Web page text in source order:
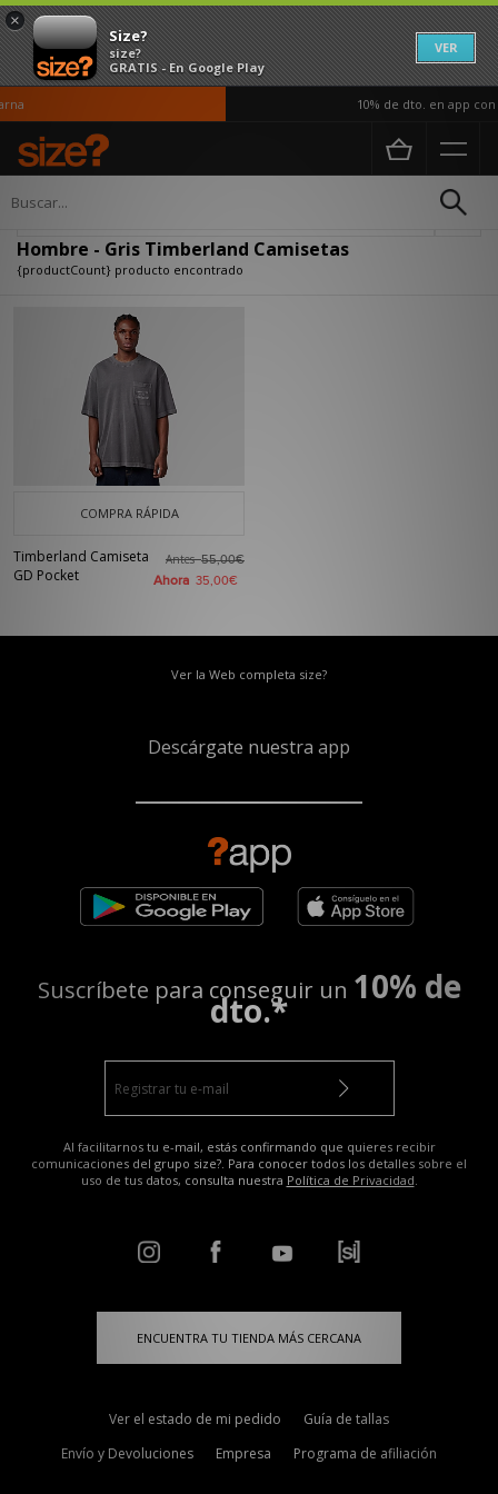
×
Size?
size?
GRATIS - En Google Play
VER
10% de dto. en app con
Página principal
Hombre - Gris Timberland Camisetas
{productCount} producto encontrado
COMPRA RÁPIDA
Timberland Camiseta
GD Pocket
Antes55,00€
Ahora 35,00€
Ver la Web completa size?
Descárgate nuestra app
Suscríbete para conseguir un 10% de
dto.*
Al facilitarnos tu e-mail, estás confirmando que quieres recibir
comunicaciones del grupo size?. Para conocer todos los detalles sobre el
uso de tus datos, consulta nuestra Política de Privacidad.
ENCUENTRA TU TIENDA MÁS CERCANA
Ver el estado de mi pedido
Guía de tallas
Envío y Devoluciones
Empresa Programa de afiliación